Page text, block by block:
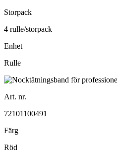
Storpack
4 rulle/storpack
Enhet
Rulle
Art. nr.
72101100491
Färg
Röd